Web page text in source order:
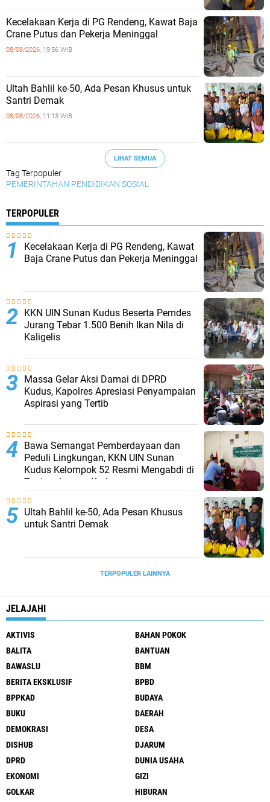
Kecelakaan Kerja di PG Rendeng, Kawat Baja
Crane Putus dan Pekerja Meninggal
08/08/2026, 19:56 WIB
Ultah Bahlil ke-50, Ada Pesan Khusus untuk
Santri Demak
08/08/2026, 11:13 WIB
LIHAT SEMUA
Tag Terpopuler
PEMERINTAHAN PENDIDIKAN SOSIAL
TERPOPULER
Kecelakaan Kerja di PG Rendeng, Kawat
Baja Crane Putus dan Pekerja Meninggal
KKN UIN Sunan Kudus Beserta Pemdes
Jurang Tebar 1.500 Benih Ikan Nila di
Kaligelis
Massa Gelar Aksi Damai di DPRD
Kudus, Kapolres Apresiasi Penyampaian
Aspirasi yang Tertib
Bawa Semangat Pemberdayaan dan
Peduli Lingkungan, KKN UIN Sunan
Kudus Kelompok 52 Resmi Mengabdi di
Tanjungkarang Kudus
Ultah Bahlil ke-50, Ada Pesan Khusus
untuk Santri Demak
TERPOPULER LAINNYA
JELAJAHI
AKTIVIS
BAHAN POKOK
BALITA
BANTUAN
BAWASLU
BBM
BERITA EKSKLUSIF
BPBD
BPPKAD
BUDAYA
BUKU
DAERAH
DEMOKRASI
DESA
DISHUB
DJARUM
DPRD
DUNIA USAHA
EKONOMI
GIZI
GOLKAR
HIBURAN